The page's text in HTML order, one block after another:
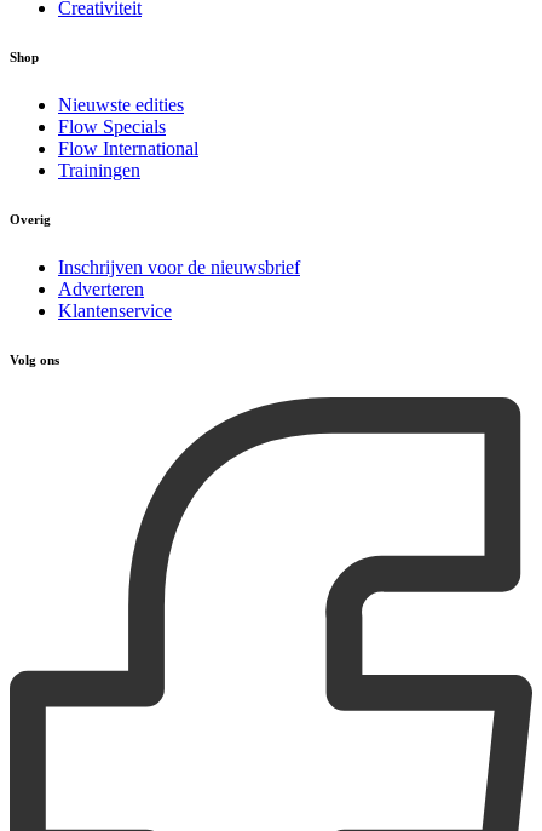
Creativiteit
Shop
Nieuwste edities
Flow Specials
Flow International
Trainingen
Overig
Inschrijven voor de nieuwsbrief
Adverteren
Klantenservice
Volg ons